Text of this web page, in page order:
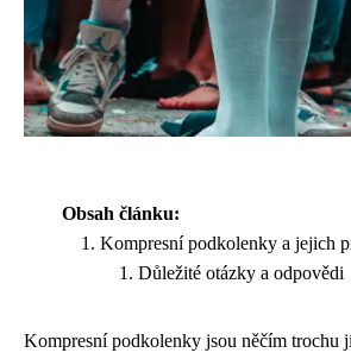
Obsah článku:
Kompresní podkolenky a jejich
Důležité otázky a odpovědi
Kompresní podkolenky jsou něčím trochu